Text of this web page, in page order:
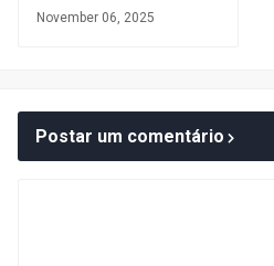
November 06, 2025
Postar um comentário